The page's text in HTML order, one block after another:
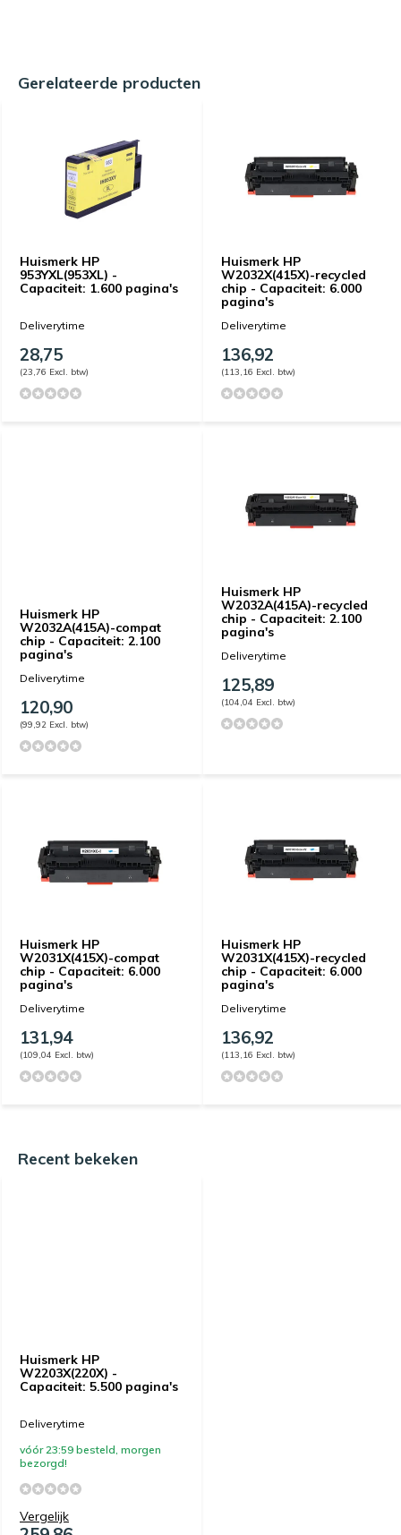
Gerelateerde producten
Huismerk HP
953YXL(953XL) -
Capaciteit: 1.600 pagina's
Deliverytime
28,75
(23,76 Excl. btw)
Huismerk HP
W2032X(415X)-recycled
chip - Capaciteit: 6.000
pagina's
Deliverytime
136,92
(113,16 Excl. btw)
Huismerk HP
W2032A(415A)-compat
chip - Capaciteit: 2.100
pagina's
Deliverytime
120,90
(99,92 Excl. btw)
Huismerk HP
W2032A(415A)-recycled
chip - Capaciteit: 2.100
pagina's
Deliverytime
125,89
(104,04 Excl. btw)
Huismerk HP
W2031X(415X)-compat
chip - Capaciteit: 6.000
pagina's
Deliverytime
131,94
(109,04 Excl. btw)
Huismerk HP
W2031X(415X)-recycled
chip - Capaciteit: 6.000
pagina's
Deliverytime
136,92
(113,16 Excl. btw)
Recent bekeken
Huismerk HP
W2203X(220X) -
Capaciteit: 5.500 pagina's
Deliverytime
vóór 23:59 besteld, morgen
bezorgd!
Vergelijk